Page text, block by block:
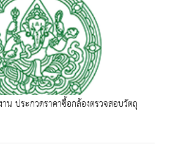
าน ประกวดราคาซื้อกล้องตรวจสอบวัตถุ